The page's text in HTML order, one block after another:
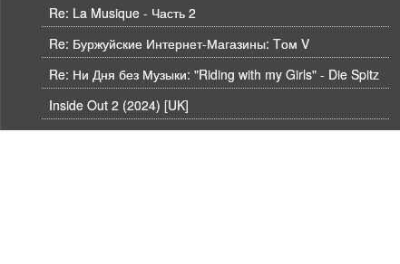
Re: La Musique - Часть 2
Re: Буржуйские Интернет-Магазины: Tом V
Re: Ни Дня без Музыки: "Riding with my Girls" - Die Spitz
Inside Out 2 (2024) [UK]
Moana 2 (2024) [UK]